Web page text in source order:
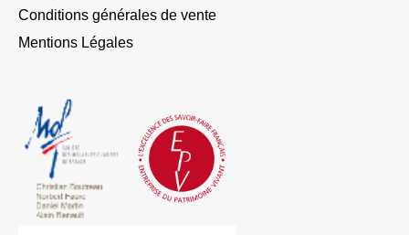
Conditions générales de vente
Mentions Légales